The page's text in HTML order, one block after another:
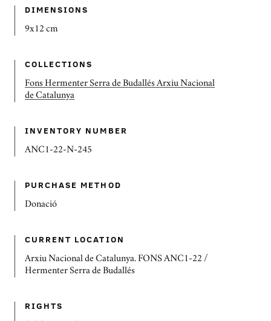
DIMENSIONS
9x12 cm
COLLECTIONS
Fons Hermenter Serra de Budallés Arxiu Nacional
de Catalunya
INVENTORY NUMBER
ANC1-22-N-245
PURCHASE METHOD
Donació
CURRENT LOCATION
Arxiu Nacional de Catalunya. FONS ANC1-22 /
Hermenter Serra de Budallés
RIGHTS